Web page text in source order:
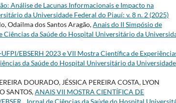
Análise de Lacunas Informacionais e Impacto na
da Universidade Federal do Piauí: v. 8 n. 2 (2025)
Odailma dos Santos Aragão,Anais do II Simpósio de
Ciências da Saúde do Hospital Universitário da
EBSERH 2023 e VII Mostra Científica de
da Saúde do Hospital Universitário da Universidade
DOURADO, JÉSSICA PEREIRA COSTA, LYON
SANTOS,ANAIS VII MOSTRA CIENTÍFICA DE
, Jornal de Ciências da Saúde do Hospital